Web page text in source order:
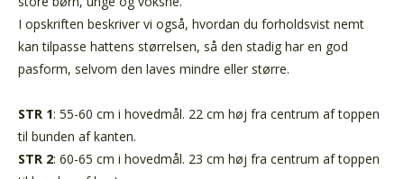
I opskriften beskriver vi også, hvordan du forholdsvist nemt
kan tilpasse hattens størrelsen, så den stadig har en god
pasform, selvom den laves mindre eller større.
STR 1: 55-60 cm i hovedmål. 22 cm høj fra centrum af toppen
til bunden af kanten.
STR 2: 60-65 cm i hovedmål. 23 cm høj fra centrum af toppen